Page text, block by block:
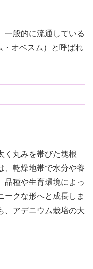
一般的に流通している
オベスム）と呼ばれ
く丸みを帯びた塊根
、乾燥地帯で水分や養
品種や生育環境によっ
ークな形へと成長しま
、アデニウム栽培の大